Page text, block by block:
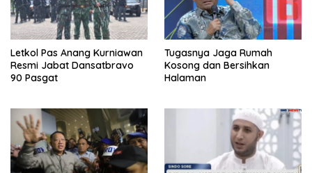
Letkol Pas Anang Kurniawan
Resmi Jabat Dansatbravo
90 Pasgat
Tugasnya Jaga Rumah
Kosong dan Bersihkan
Halaman